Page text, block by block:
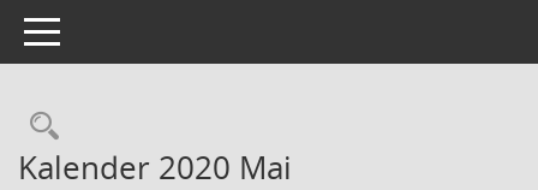
Toggle navigation
Rechercheauswahl
Kalender 2020 Mai